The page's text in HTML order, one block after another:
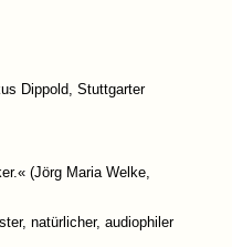
Dippold, Stuttgarter
(Jörg Maria Welke,
natürlicher, audiophiler